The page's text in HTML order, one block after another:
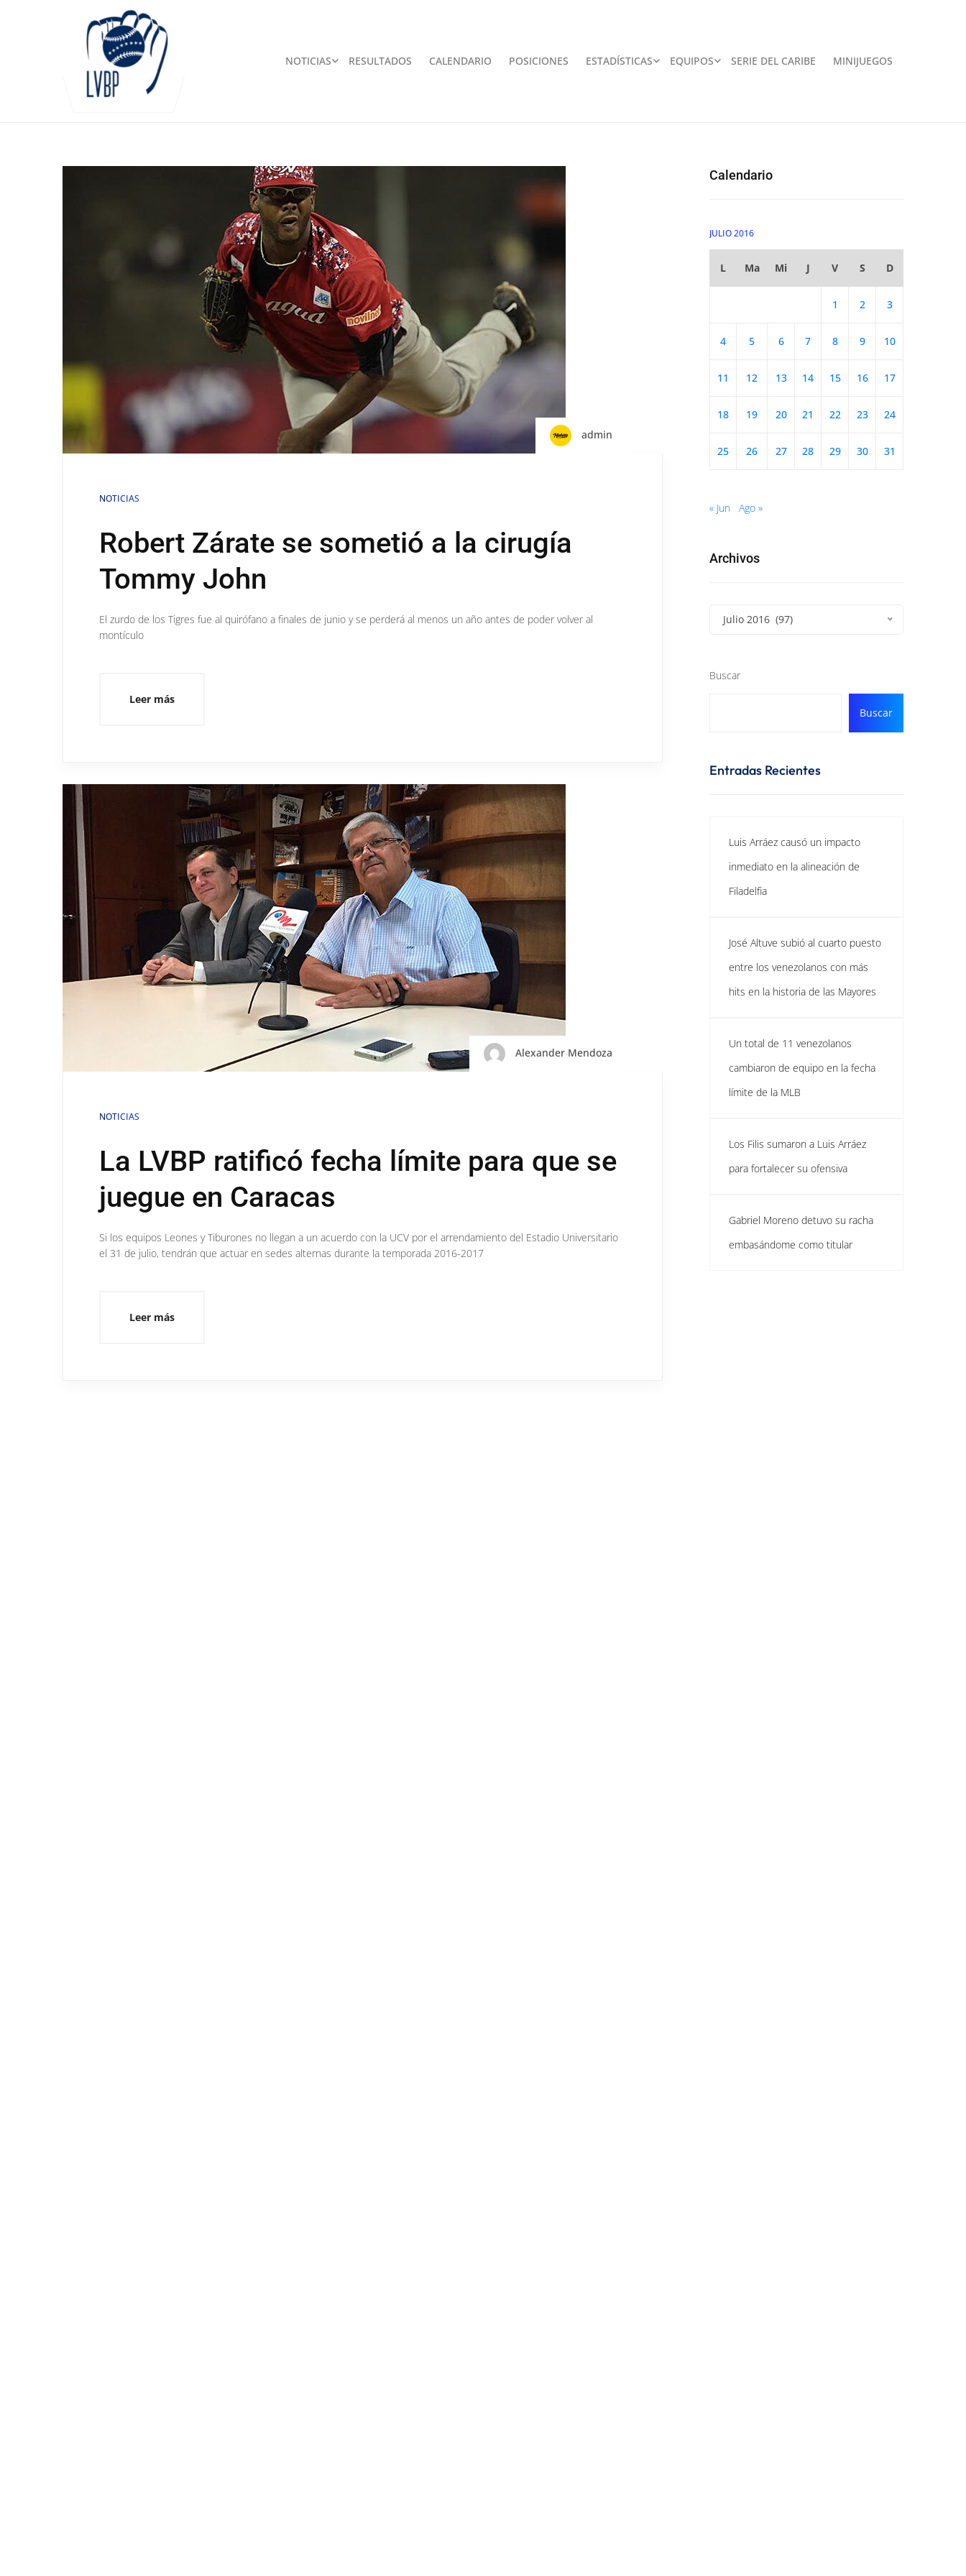
NOTICIAS RESULTADOS CALENDARIO POSICIONES ESTADÍSTICAS EQUIPOS SERIE DEL CARIBE MINIJUEGOS
admin
NOTICIAS
Robert Zárate se sometió a la cirugía
Tommy John
El zurdo de los Tigres fue al quirófano a finales de junio y se perderá al menos un año antes de poder volver al
montículo
Leer más
Alexander Mendoza
NOTICIAS
La LVBP ratificó fecha límite para que se
juegue en Caracas
Si los equipos Leones y Tiburones no llegan a un acuerdo con la UCV por el arrendamiento del Estadio Universitario
el 31 de julio, tendrán que actuar en sedes alternas durante la temporada 2016-2017
Leer más
Calendario
JULIO 2016
L Ma Mi J V S D
1 2 3
4 5 6 7 8 9 10
11 12 13 14 15 16 17
18 19 20 21 22 23 24
25 26 27 28 29 30 31
« Jun Ago »
Archivos
Julio 2016 (97)
Buscar
Buscar
Entradas Recientes
Luis Arráez causó un impacto
inmediato en la alineación de
Filadelfia
José Altuve subió al cuarto puesto
entre los venezolanos con más
hits en la historia de las Mayores
Un total de 11 venezolanos
cambiaron de equipo en la fecha
límite de la MLB
Los Filis sumaron a Luis Arráez
para fortalecer su ofensiva
Gabriel Moreno detuvo su racha
embasándome como titular